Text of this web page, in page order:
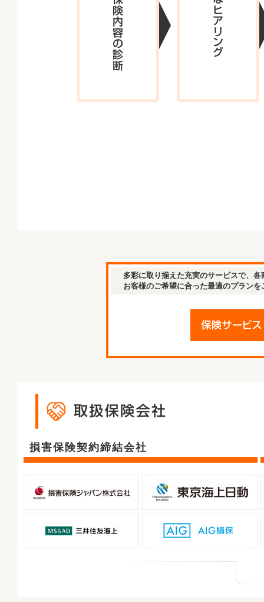
多彩に取り揃えた充実のサービスで、
お客様のご希望に合った最適のプラン
損害保険契約締結会社